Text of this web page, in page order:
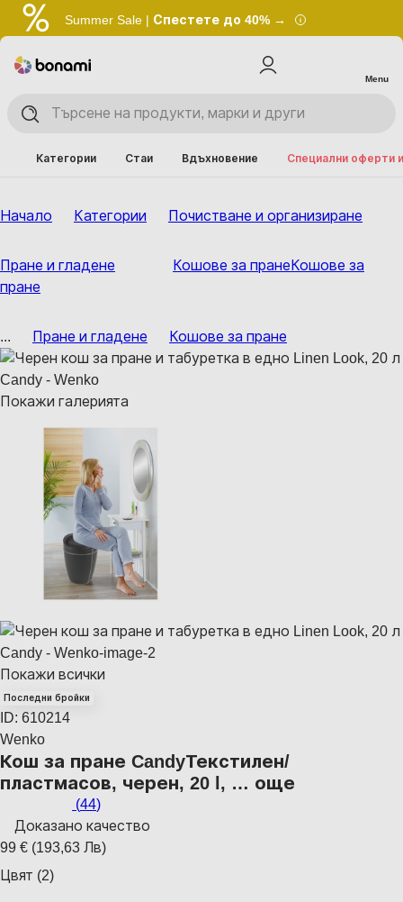
Summer Sale | Спестете до 40% →
Menu
Категории Стаи Вдъхновение Специални оферти
Начало Категории Почистване и организиране
Пране и гладене Кошове за пране Кошове за
пране
... Пране и гладене Кошове за пране
Покажи галерията
Покажи всички
Последни бройки
ID: 610214
Wenko
Кош за пране CandyТекстилен/
пластмасов, черен, 20 l , … още
(44)
Доказано качество
99 € (193,63 Лв)
Цвят (2)